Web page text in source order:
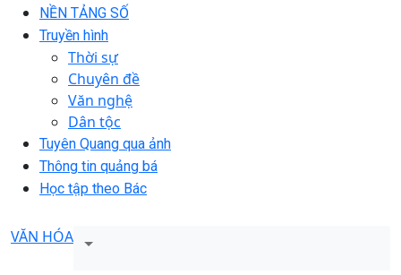
NỀN TẢNG SỐ
Truyền hình
Thời sự
Chuyên đề
Văn nghệ
Dân tộc
Tuyên Quang qua ảnh
Thông tin quảng bá
Học tập theo Bác
VĂN HÓA